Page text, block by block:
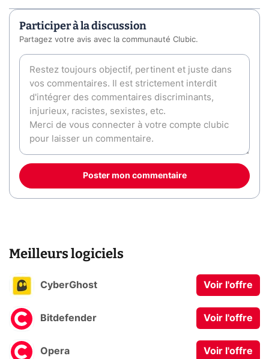
Participer à la discussion
Partagez votre avis avec la communauté Clubic.
Poster mon commentaire
Meilleurs logiciels
CyberGhost Voir l'offre
Bitdefender Voir l'offre
Opera Voir l'offre